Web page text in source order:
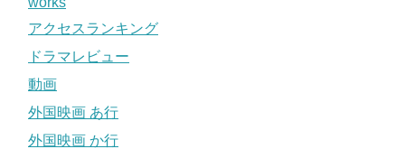
アクセスランキング
ドラマレビュー
動画
外国映画 あ行
外国映画 か行